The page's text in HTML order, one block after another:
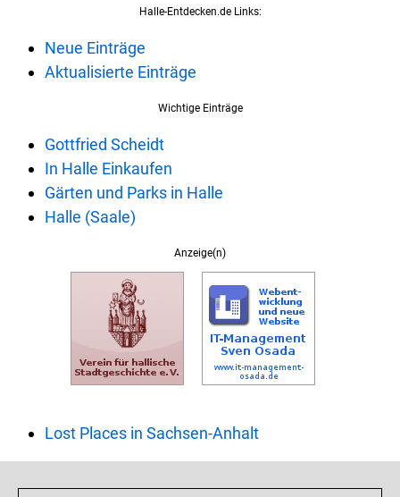
Halle-Entdecken.de Links:
Neue Einträge
Aktualisierte Einträge
Wichtige Einträge
Gottfried Scheidt
In Halle Einkaufen
Gärten und Parks in Halle
Halle (Saale)
Anzeige(n)
Lost Places in Sachsen-Anhalt